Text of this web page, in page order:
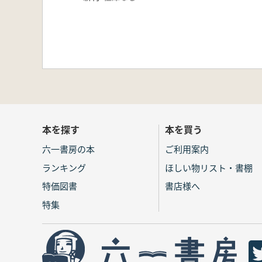
本を探す
六一書房の本
ランキング
特価図書
特集
本を買う
ご利用案内
ほしい物リスト・書棚
書店様へ